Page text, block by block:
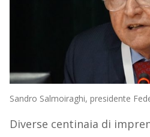
Sandro Salmoiraghi, presidente
Diverse centinaia di